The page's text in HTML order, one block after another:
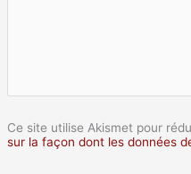
Ce site utilise Akismet pour
sur la façon dont les données